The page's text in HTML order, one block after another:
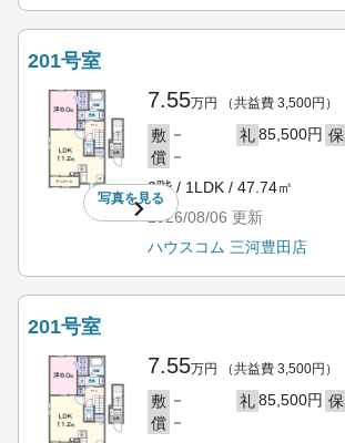
201号室
写真を見る
7.55万円 （共益費 3,500円）
敷 － 礼85,500円 保
償 －
2階 / 1LDK / 47.74㎡
2026/08/06 更新
ハウスコム 三河豊田店
201号室
7.55万円 （共益費 3,500円）
敷 － 礼85,500円 保
償 －